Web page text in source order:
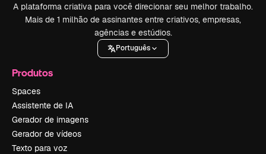
A plataforma criativa para você direcionar seu melhor trabalho.
Mais de 1 milhão de assinantes entre criativos, empresas,
agências e estúdios.
Português
Produtos
Spaces
Assistente de IA
Gerador de imagens
Gerador de vídeos
Texto para voz